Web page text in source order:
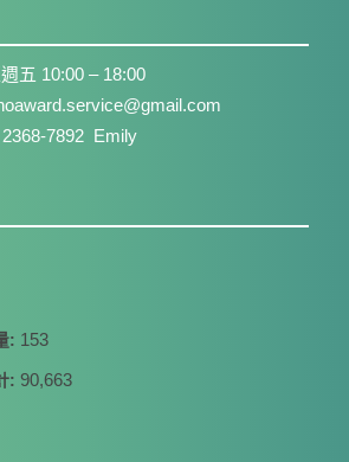
五 10:00 – 18:00
7892 Emily
: 153
: 90,663